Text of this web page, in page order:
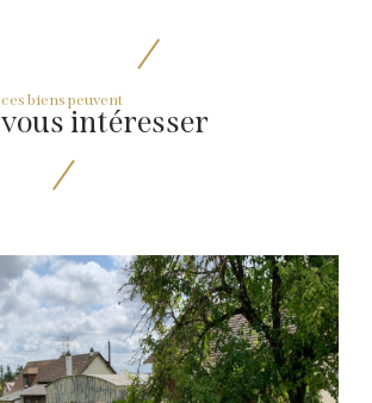
ces biens peuvent
vous intéresser